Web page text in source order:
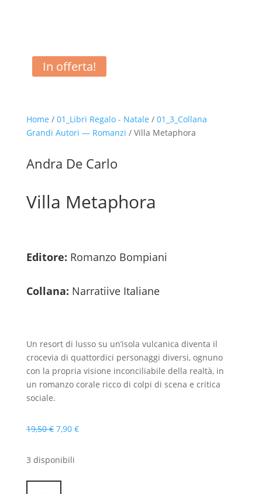
In offerta!
Home / 01_Libri Regalo - Natale / 01_3_Collana
Grandi Autori — Romanzi / Villa Metaphora
Andra De Carlo
Villa Metaphora
Editore: Romanzo Bompiani
Collana: Narratiive Italiane
Un resort di lusso su un’isola vulcanica diventa il
crocevia di quattordici personaggi diversi, ognuno
con la propria visione inconciliabile della realtà, in
un romanzo corale ricco di colpi di scena e critica
sociale.
19,50€ Il
originale
19,50 €.
7,90 €Il
3 disponibili